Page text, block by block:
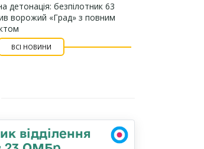
детонація: безпілотник 63
ворожий «Град» з повним
ВСІ НОВИНИ
відділення